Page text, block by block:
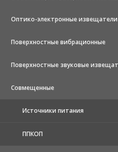
Оптико-электронные извещатели
Поверхностные вибрационные
Поверхностные звуковые
Совмещенные
Источники питания
ППКОП